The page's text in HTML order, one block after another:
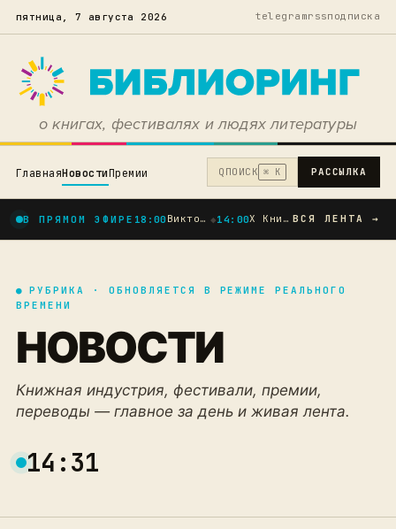
пятница, 7 августа 2026 telegramrssподписка
о книгах, фестивалях и людях литературы
ГлавнаяНовостиПремии Q ПОИСК ⌘ K РАССЫЛКА
В ПРЯМОМ ЭФИРЕ 18:00 Виктор Ремизов, Елена Холмогорова и десятки современных авторов: опубликована пр... ◆14:00 X Книжный фестиваль «Пикник книг» в Тюмени — праздник чтения в юбилейный год гор... ВСЯ ЛЕНТА →
● РУБРИКА · ОБНОВЛЯЕТСЯ В РЕЖИМЕ РЕАЛЬНОГО
ВРЕМЕНИ
НОВОСТИ
Книжная индустрия, фестивали, премии,
переводы — главное за день и живая лента.
14:31